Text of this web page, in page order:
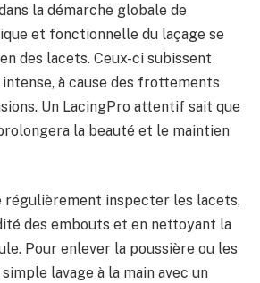
la démarche globale de
et fonctionnelle du laçage se
des lacets. Ceux-ci subissent
à cause des frottements
Un LacingPro attentif sait que
la beauté et le maintien
régulièrement inspecter les lacets,
des embouts et en nettoyant la
Pour enlever la poussière ou les
lavage à la main avec un